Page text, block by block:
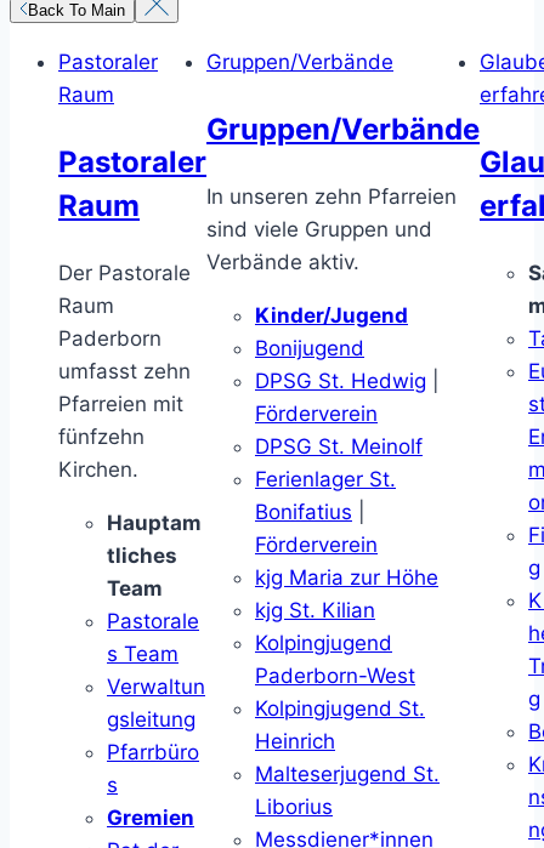
Back To Main
Pastoraler
Raum
Pastoraler
Raum
Der Pastorale
Raum
Paderborn
umfasst zehn
Pfarreien mit
fünfzehn
Kirchen.
Hauptam
tliches
Team
Pastorale
s Team
Verwaltun
gsleitung
Pfarrbüro
s
Gremien
Gruppen/Verbände
Gruppen/Verbände
In unseren zehn Pfarreien
sind viele Gruppen und
Verbände aktiv.
Kinder/Jugend
Bonijugend
DPSG St. Hedwig
Förderverein
DPSG St. Meinolf
Ferienlager St.
Bonifatius
Förderverein
kjg Maria zur Höhe
kjg St. Kilian
Kolpingjugend
Paderborn-West
Kolpingjugend St.
Heinrich
Malteserjugend St.
Liborius
Messdiener*innen
g
g